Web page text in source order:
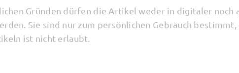
Gründen dürfen die Artikel weder in digitaler noch
Sie sind nur zum persönlichen Gebrauch
ist nicht erlaubt.